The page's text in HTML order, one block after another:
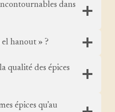
dans
el hanout » ?
qualité des épices
épices qu’au